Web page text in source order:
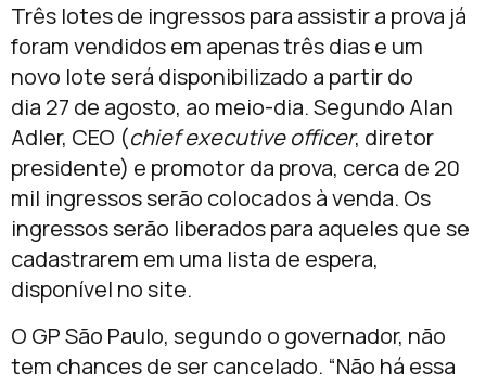
Três lotes de ingressos para assistir a prova já
foram vendidos em apenas três dias e um
novo lote será disponibilizado a partir do
dia 27 de agosto, ao meio-dia. Segundo Alan
Adler, CEO (chief executive officer, diretor
presidente) e promotor da prova, cerca de 20
mil ingressos serão colocados à venda. Os
ingressos serão liberados para aqueles que se
cadastrarem em uma lista de espera,
disponível no site.
O GP São Paulo, segundo o governador, não
tem chances de ser cancelado. “Não há essa